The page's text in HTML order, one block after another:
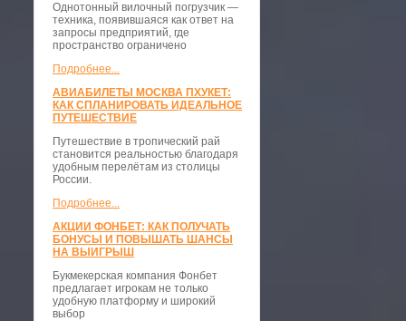
​Однотонный вилочный погрузчик —
техника, появившаяся как ответ на
запросы предприятий, где
пространство ограничено
Подробнее...
АВИАБИЛЕТЫ МОСКВА ПХУКЕТ:
КАК СПЛАНИРОВАТЬ ИДЕАЛЬНОЕ
ПУТЕШЕСТВИЕ
Путешествие в тропический рай
становится реальностью благодаря
удобным перелётам из столицы
России.
Подробнее...
АКЦИИ ФОНБЕТ: КАК ПОЛУЧАТЬ
БОНУСЫ И ПОВЫШАТЬ ШАНСЫ
НА ВЫИГРЫШ
Букмекерская компания Фонбет
предлагает игрокам не только
удобную платформу и широкий
выбор